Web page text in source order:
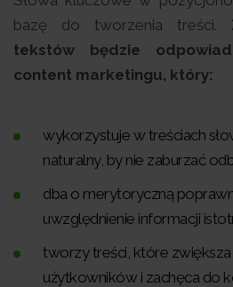
bazę do tworzenia treści.
tekstów będzie
content marketingu, który:
wykorzystuje w treściach
naturalny, by nie zaburzać
dba o merytoryczną
uwzględnienie informacji
tworzy treści, które
użytkowników i zachęca do